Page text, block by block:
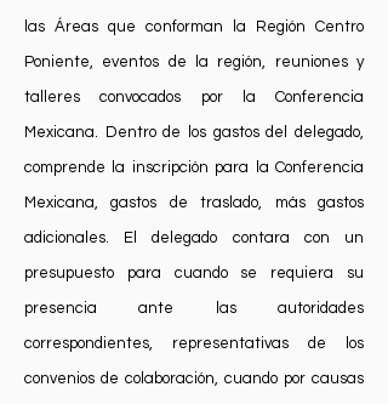
las Áreas que conforman la Región Centro
Poniente, eventos de la región, reuniones y
talleres convocados por la Conferencia
Mexicana. Dentro de los gastos del delegado,
comprende la inscripción para la Conferencia
Mexicana, gastos de traslado, más gastos
adicionales. El delegado contara con un
presupuesto para cuando se requiera su
presencia ante las autoridades
correspondientes, representativas de los
convenios de colaboración, cuando por causas